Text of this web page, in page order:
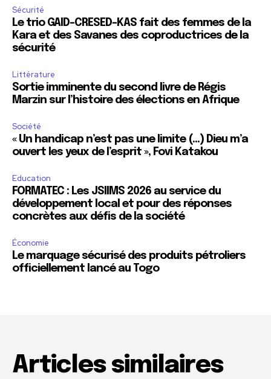
Sécurité
Le trio GAID-CRESED-KAS fait des femmes de la
Kara et des Savanes des coproductrices de la
sécurité
Littérature
Sortie imminente du second livre de Régis
Marzin sur l’histoire des élections en Afrique
Société
« Un handicap n’est pas une limite (…) Dieu m’a
ouvert les yeux de l’esprit », Fovi Katakou
Education
FORMATEC : Les JSIIMS 2026 au service du
développement local et pour des réponses
concrètes aux défis de la société
Économie
Le marquage sécurisé des produits pétroliers
officiellement lancé au Togo
Articles similaires